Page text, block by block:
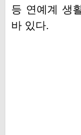
등 연예계 생
바 있다.